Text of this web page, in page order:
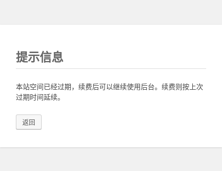
提示信息
本站空间已经过期，续费后可以继续使用后台。续费则按上次
过期时间延续。
返回